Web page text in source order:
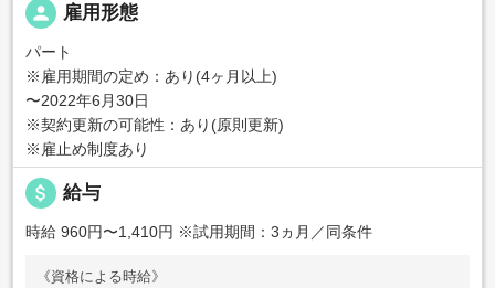
person 雇用形態
パート
※雇用期間の定め：あり(4ヶ月以上)
〜2022年6月30日
※契約更新の可能性：あり(原則更新)
※雇止め制度あり
attach_money 給与
時給 960円〜1,410円 ※試用期間：3ヵ月／同条件
《資格による時給》